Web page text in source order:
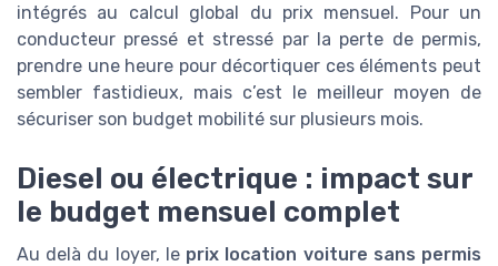
intégrés au calcul global du prix mensuel. Pour un
conducteur pressé et stressé par la perte de permis,
prendre une heure pour décortiquer ces éléments peut
sembler fastidieux, mais c’est le meilleur moyen de
sécuriser son budget mobilité sur plusieurs mois.
Diesel ou électrique : impact sur
le budget mensuel complet
Au delà du loyer, le prix location voiture sans permis